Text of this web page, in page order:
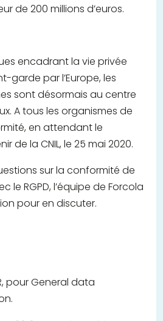
de 200 millions d’euros.
encadrant la vie privée
garde par l’Europe, les
sont désormais au centre
A tous les organismes de
en attendant le
de la CNIL, le 25 mai 2020.
sur la conformité de
le RGPD, l’équipe de Forcola
pour en discuter.
pour General data